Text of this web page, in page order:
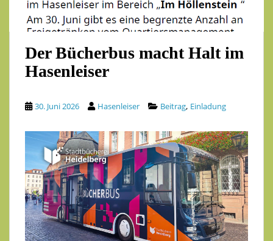
Der Bücherbus macht Halt im
Hasenleiser
30. Juni 2026 Hasenleiser Beitrag, Einladung